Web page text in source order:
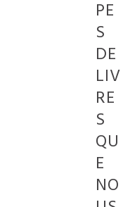
PE
S
DE
LIV
RE
S
QU
E
NO